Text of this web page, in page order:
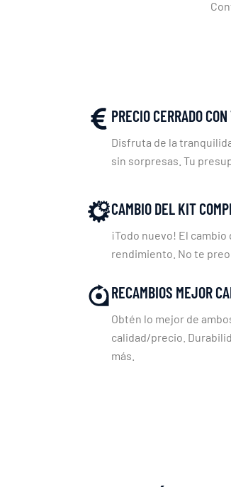
PRECIO CERRADO
Disfruta de la
sin sorpresas. Tu
CAMBIO DEL KIT
¡Todo nuevo! El
rendimiento. No te
RECAMBIOS MEJOR
Obtén lo mejor de
calidad/precio.
más.